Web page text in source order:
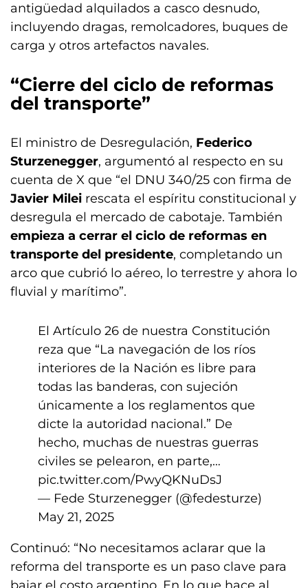
antigüedad alquilados a casco desnudo,
incluyendo dragas, remolcadores, buques de
carga y otros artefactos navales.
“Cierre del ciclo de reformas
del transporte”
El ministro de Desregulación, Federico
Sturzenegger, argumentó al respecto en su
cuenta de X que “el DNU 340/25 con firma de
Javier Milei rescata el espíritu constitucional y
desregula el mercado de cabotaje. También
empieza a cerrar el ciclo de reformas en
transporte del presidente, completando un
arco que cubrió lo aéreo, lo terrestre y ahora lo
fluvial y marítimo”.
El Artículo 26 de nuestra Constitución
reza que “La navegación de los ríos
interiores de la Nación es libre para
todas las banderas, con sujeción
únicamente a los reglamentos que
dicte la autoridad nacional.” De
hecho, muchas de nuestras guerras
civiles se pelearon, en parte,…
pic.twitter.com/PwyQKNuDsJ
— Fede Sturzenegger (@fedesturze)
May 21, 2025
Continuó: “No necesitamos aclarar que la
reforma del transporte es un paso clave para